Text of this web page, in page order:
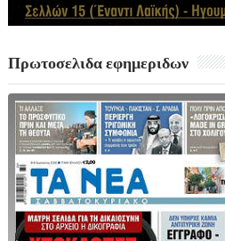
Πρωτοσελιδα εφημεριδων